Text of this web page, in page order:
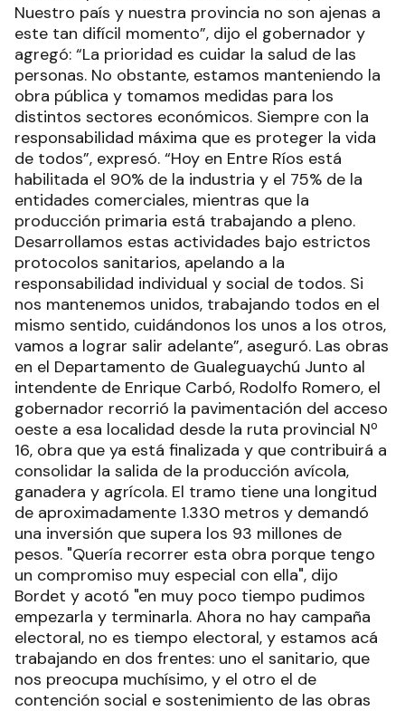
Nuestro país y nuestra provincia no son ajenas a
este tan difícil momento”, dijo el gobernador y
agregó: “La prioridad es cuidar la salud de las
personas. No obstante, estamos manteniendo la
obra pública y tomamos medidas para los
distintos sectores económicos. Siempre con la
responsabilidad máxima que es proteger la vida
de todos”, expresó. “Hoy en Entre Ríos está
habilitada el 90% de la industria y el 75% de la
entidades comerciales, mientras que la
producción primaria está trabajando a pleno.
Desarrollamos estas actividades bajo estrictos
protocolos sanitarios, apelando a la
responsabilidad individual y social de todos. Si
nos mantenemos unidos, trabajando todos en el
mismo sentido, cuidándonos los unos a los otros,
vamos a lograr salir adelante”, aseguró. Las obras
en el Departamento de Gualeguaychú Junto al
intendente de Enrique Carbó, Rodolfo Romero, el
gobernador recorrió la pavimentación del acceso
oeste a esa localidad desde la ruta provincial Nº
16, obra que ya está finalizada y que contribuirá a
consolidar la salida de la producción avícola,
ganadera y agrícola. El tramo tiene una longitud
de aproximadamente 1.330 metros y demandó
una inversión que supera los 93 millones de
pesos. "Quería recorrer esta obra porque tengo
un compromiso muy especial con ella", dijo
Bordet y acotó "en muy poco tiempo pudimos
empezarla y terminarla. Ahora no hay campaña
electoral, no es tiempo electoral, y estamos acá
trabajando en dos frentes: uno el sanitario, que
nos preocupa muchísimo, y el otro el de
contención social e sostenimiento de las obras